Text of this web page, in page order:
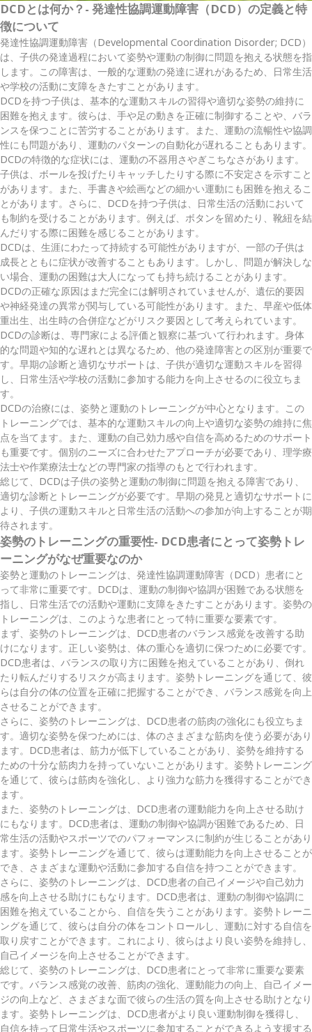
DCDとは何か？- 発達性協調運動障害（DCD）の定義と特
徴について
発達性協調運動障害（Developmental Coordination Disorder; DCD）
は、子供の発達過程において姿勢や運動の制御に問題を抱える状態を指
します。この障害は、一般的な運動の発達に遅れがあるため、日常生活
や学校の活動に支障をきたすことがあります。
DCDを持つ子供は、基本的な運動スキルの習得や適切な姿勢の維持に
困難を抱えます。彼らは、手や足の動きを正確に制御することや、バラ
ンスを保つことに苦労することがあります。また、運動の流暢性や協調
性にも問題があり、運動のパターンの自動化が遅れることもあります。
DCDの特徴的な症状には、運動の不器用さやぎこちなさがあります。
子供は、ボールを投げたりキャッチしたりする際に不安定さを示すこと
があります。また、手書きや絵画などの細かい運動にも困難を抱えるこ
とがあります。さらに、DCDを持つ子供は、日常生活の活動において
も制約を受けることがあります。例えば、ボタンを留めたり、靴紐を結
んだりする際に困難を感じることがあります。
DCDは、生涯にわたって持続する可能性がありますが、一部の子供は
成長とともに症状が改善することもあります。しかし、問題が解決しな
い場合、運動の困難は大人になっても持ち続けることがあります。
DCDの正確な原因はまだ完全には解明されていませんが、遺伝的要因
や神経発達の異常が関与している可能性があります。また、早産や低体
重出生、出生時の合併症などがリスク要因として考えられています。
DCDの診断は、専門家による評価と観察に基づいて行われます。身体
的な問題や知的な遅れとは異なるため、他の発達障害との区別が重要で
す。早期の診断と適切なサポートは、子供が適切な運動スキルを習得
し、日常生活や学校の活動に参加する能力を向上させるのに役立ちま
す。
DCDの治療には、姿勢と運動のトレーニングが中心となります。この
トレーニングでは、基本的な運動スキルの向上や適切な姿勢の維持に焦
点を当てます。また、運動の自己効力感や自信を高めるためのサポート
も重要です。個別のニーズに合わせたアプローチが必要であり、理学療
法士や作業療法士などの専門家の指導のもとで行われます。
総じて、DCDは子供の姿勢と運動の制御に問題を抱える障害であり、
適切な診断とトレーニングが必要です。早期の発見と適切なサポートに
より、子供の運動スキルと日常生活の活動への参加が向上することが期
待されます。
姿勢のトレーニングの重要性- DCD患者にとって姿勢トレ
ーニングがなぜ重要なのか
姿勢と運動のトレーニングは、発達性協調運動障害（DCD）患者にと
って非常に重要です。DCDは、運動の制御や協調が困難である状態を
指し、日常生活での活動や運動に支障をきたすことがあります。姿勢の
トレーニングは、このような患者にとって特に重要な要素です。
まず、姿勢のトレーニングは、DCD患者のバランス感覚を改善する助
けになります。正しい姿勢は、体の重心を適切に保つために必要です。
DCD患者は、バランスの取り方に困難を抱えていることがあり、倒れ
たり転んだりするリスクが高まります。姿勢トレーニングを通じて、彼
らは自分の体の位置を正確に把握することができ、バランス感覚を向上
させることができます。
さらに、姿勢のトレーニングは、DCD患者の筋肉の強化にも役立ちま
す。適切な姿勢を保つためには、体のさまざまな筋肉を使う必要があり
ます。DCD患者は、筋力が低下していることがあり、姿勢を維持する
ための十分な筋肉力を持っていないことがあります。姿勢トレーニング
を通じて、彼らは筋肉を強化し、より強力な筋力を獲得することができ
ます。
また、姿勢のトレーニングは、DCD患者の運動能力を向上させる助け
にもなります。DCD患者は、運動の制御や協調が困難であるため、日
常生活の活動やスポーツでのパフォーマンスに制約が生じることがあり
ます。姿勢トレーニングを通じて、彼らは運動能力を向上させることが
でき、さまざまな運動や活動に参加する自信を持つことができます。
さらに、姿勢のトレーニングは、DCD患者の自己イメージや自己効力
感を向上させる助けにもなります。DCD患者は、運動の制御や協調に
困難を抱えていることから、自信を失うことがあります。姿勢トレーニ
ングを通じて、彼らは自分の体をコントロールし、運動に対する自信を
取り戻すことができます。これにより、彼らはより良い姿勢を維持し、
自己イメージを向上させることができます。
総じて、姿勢のトレーニングは、DCD患者にとって非常に重要な要素
です。バランス感覚の改善、筋肉の強化、運動能力の向上、自己イメー
ジの向上など、さまざまな面で彼らの生活の質を向上させる助けとなり
ます。姿勢トレーニングは、DCD患者がより良い運動制御を獲得し、
自信を持って日常生活やスポーツに参加することができるよう支援する